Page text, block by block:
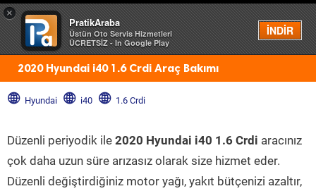
×
PratikAraba
Üstün Oto Servis Hizmetleri
ÜCRETSİZ - In Google Play
İNDİR
Menü
2020 Hyundai i40 1.6 Crdi Araç Bakımı
Hyundai i40 1.6 Crdi
Düzenli periyodik ile 2020 Hyundai i40 1.6 Crdi aracınız
çok daha uzun süre arızasız olarak size hizmet eder.
Düzenli değiştirdiğiniz motor yağı, yakıt bütçenizi azaltır,